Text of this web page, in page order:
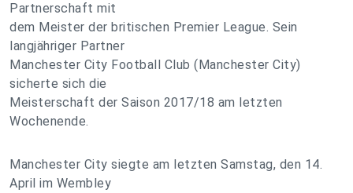
Partnerschaft mit
dem Meister der britischen Premier League. Sein
langjähriger Partner
Manchester City Football Club (Manchester City)
sicherte sich die
Meisterschaft der Saison 2017/18 am letzten
Wochenende.
Manchester City siegte am letzten Samstag, den 14.
April im Wembley